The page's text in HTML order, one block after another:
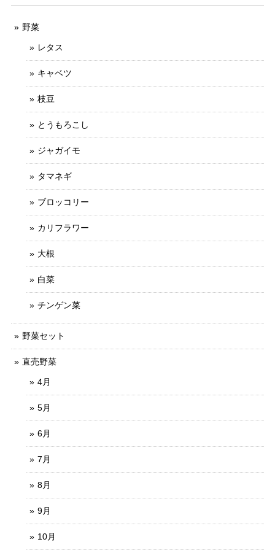
野菜
レタス
キャベツ
枝豆
とうもろこし
ジャガイモ
タマネギ
ブロッコリー
カリフラワー
大根
白菜
チンゲン菜
野菜セット
直売野菜
4月
5月
6月
7月
8月
9月
10月